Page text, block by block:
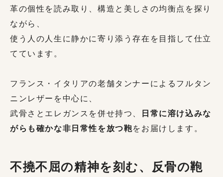
革の個性を読み取り、構造と美しさの均衡点を探り
ながら、
使う人の人生に静かに寄り添う存在を目指して仕立
てています。
フランス・イタリアの老舗タンナーによるフルタン
ニンレザーを中心に、
武骨さとエレガンスを併せ持つ、 日常に溶け込みな
がらも確かな非日常性を放つ鞄をお届けします。
不撓不屈の精神を刻む、反骨の鞄